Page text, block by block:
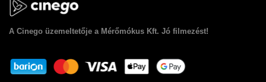
A Cinego üzemeltetője a Mérőmókus Kft. Jó filmezést!